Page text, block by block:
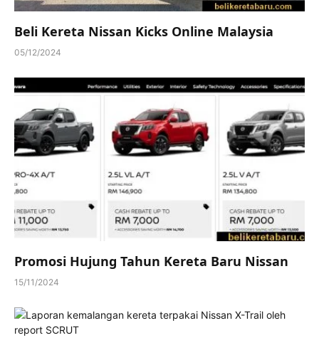
Beli Kereta Nissan Kicks Online Malaysia
05/12/2024
Promosi Hujung Tahun Kereta Baru Nissan
15/11/2024